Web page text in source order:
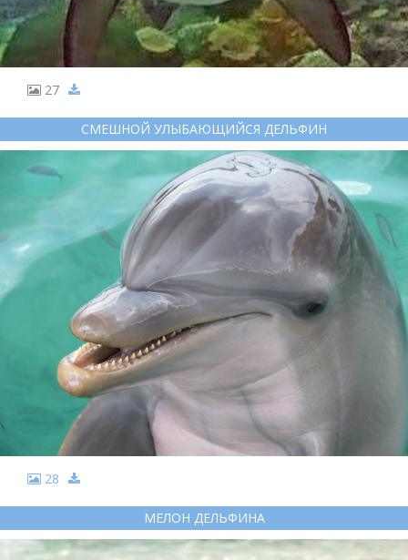
27
СМЕШНОЙ УЛЫБАЮЩИЙСЯ ДЕЛЬФИН
28
МЕЛОН ДЕЛЬФИНА